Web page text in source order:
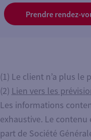
Prendre rendez-
(1) Le client n’a plus
(2) Lien vers les
Les informations
exhaustive. Le
part de Société